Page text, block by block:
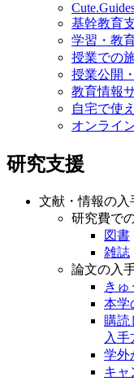
基幹教育
学習・教
授業での
授業公開
教育情報
自宅で使
オンライ
研究支援
文献・情報の入
研究費で
図書
雑誌
論文の入
きゅ
本学
購読
入手
学外
キャ